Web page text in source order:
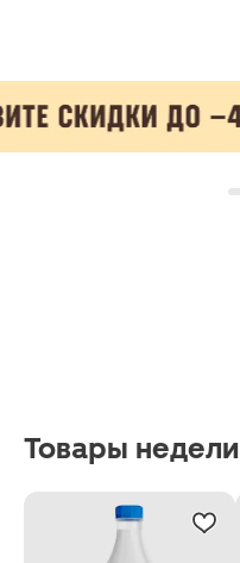
Товары недели